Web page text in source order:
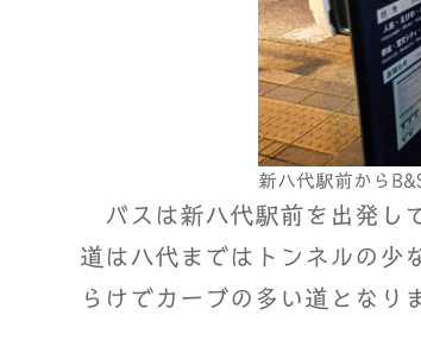
新八代駅前から
バスは新八代駅前を出発し
道は八代まではトンネルの少
らけでカーブの多い道となり